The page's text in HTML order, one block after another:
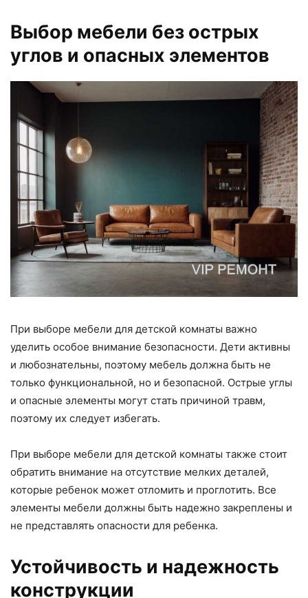
Выбор мебели без острых
углов и опасных элементов
При выборе мебели для детской комнаты важно
уделить особое внимание безопасности. Дети активны
и любознательны, поэтому мебель должна быть не
только функциональной, но и безопасной. Острые углы
и опасные элементы могут стать причиной травм,
поэтому их следует избегать.
При выборе мебели для детской комнаты также стоит
обратить внимание на отсутствие мелких деталей,
которые ребенок может отломить и проглотить. Все
элементы мебели должны быть надежно закреплены и
не представлять опасности для ребенка.
Устойчивость и надежность
конструкции